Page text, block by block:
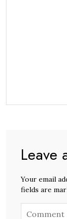
Leave
Your email
fields are